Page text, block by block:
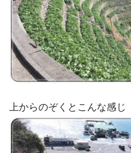
上からのぞくとこんな感じ